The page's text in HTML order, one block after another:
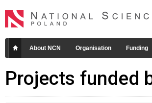
About NCN Organisation Funding
Projects funded